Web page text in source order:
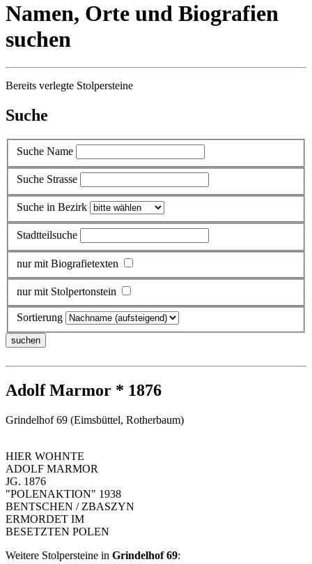
Namen, Orte und Biografien
suchen
Bereits verlegte Stolpersteine
Suche
Suche Name
Suche Strasse
Suche in Bezirk
Stadtteilsuche
nur mit Biografietexten
nur mit Stolpertonstein
Sortierung
Adolf Marmor * 1876
Grindelhof 69 (Eimsbüttel, Rotherbaum)
HIER WOHNTE
ADOLF MARMOR
JG. 1876
"POLENAKTION" 1938
BENTSCHEN / ZBASZYN
ERMORDET IM
BESETZTEN POLEN
Weitere Stolpersteine in Grindelhof 69: